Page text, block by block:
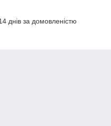
днів за домовленістю